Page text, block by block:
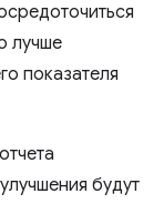
лучше
показателя
отчета
будут